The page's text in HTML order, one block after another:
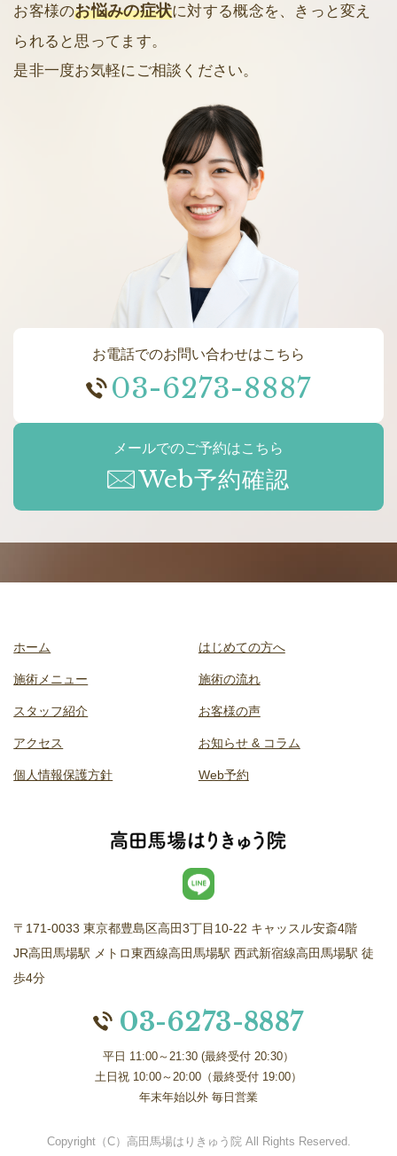
お客様のお悩みの症状に対する概念を、きっと変え
られると思ってます。
是非一度お気軽にご相談ください。
お電話でのお問い合わせはこちら
03-6273-8887
メールでのご予約はこちら
Web予約確認
〒171-0033 東京都豊島区高田3丁目10-22 キャッスル安斎4階
JR高田馬場駅 メトロ東西線高田馬場駅 西武新宿線高田馬場駅 徒
歩4分
03-6273-8887
平日 11:00～21:30 (最終受付 20:30）
土日祝 10:00～20:00（最終受付 19:00）
年末年始以外 毎日営業
ホーム はじめての方へ
施術メニュー 施術の流れ
スタッフ紹介 お客様の声
アクセス お知らせ & コラム
個人情報保護方針 Web予約
Copyright（C）高田馬場はりきゅう院 All Rights Reserved.